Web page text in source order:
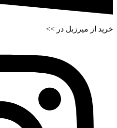
خرید از میرزبل در >>